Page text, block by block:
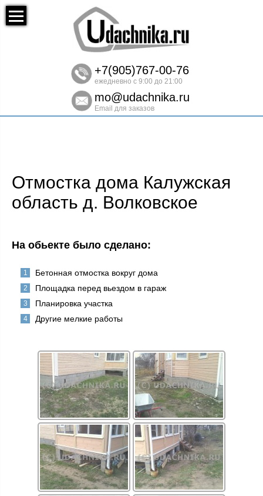
+7(905)767-00-76
ежедневно с 9:00 до 21:00
mo@udachnika.ru
Email для заказов
Отмостка дома Калужская
область д. Волковское
На обьекте было сделано:
Бетонная отмостка вокруг дома
Площадка перед вьездом в гараж
Планировка участка
Другие мелкие работы